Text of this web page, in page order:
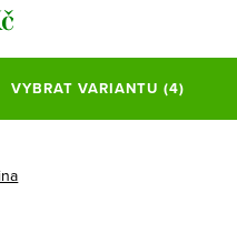
VYBRAT VARIANTU (4)